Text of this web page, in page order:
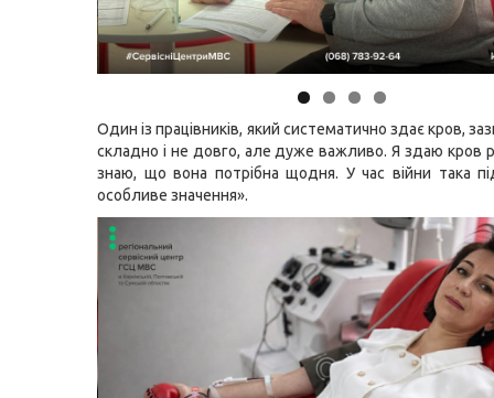
Один із працівників, який систематично здає кров,
складно і не довго, але дуже важливо. Я здаю кров
знаю, що вона потрібна щодня. У час війни така
особливе значення».